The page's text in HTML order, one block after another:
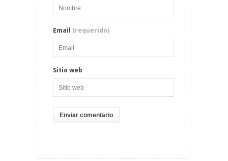
Email (requerido)
Sitio web